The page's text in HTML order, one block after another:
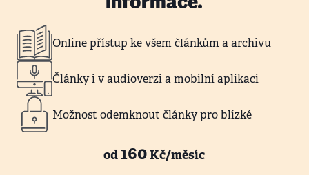
Online přístup ke všem článkům a archivu
Články i v audioverzi a mobilní aplikaci
Možnost odemknout články pro blízké
od160Kč/měsíc